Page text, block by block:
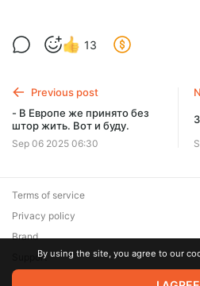
13
Previous post
- В Европе же принято без
штор жить. Вот и буду.
Sep 06 2025 06:30
Terms of service
Privacy policy
Brand
SupportBy using the site, you agree to our